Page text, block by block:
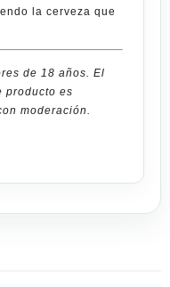
la cerveza que
de 18 años. El
producto es
moderación.